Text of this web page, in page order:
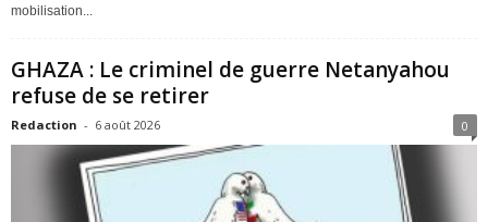
mobilisation...
GHAZA : Le criminel de guerre Netanyahou
refuse de se retirer
Redaction - 6 août 2026 0